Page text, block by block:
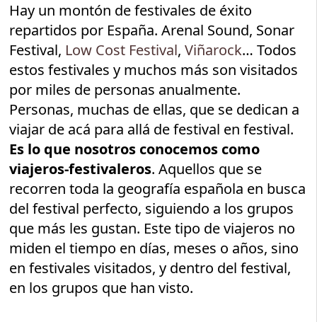
Hay un montón de festivales de éxito
repartidos por España. Arenal Sound, Sonar
Festival, Low Cost Festival,Viñarock… Todos
estos festivales y muchos más son visitados
por miles de personas anualmente.
Personas, muchas de ellas, que se dedican a
viajar de acá para allá de festival en festival.
Es lo que nosotros conocemos como
viajeros-festivaleros. Aquellos que se
recorren toda la geografía española en busca
del festival perfecto, siguiendo a los grupos
que más les gustan. Este tipo de viajeros no
miden el tiempo en días, meses o años, sino
en festivales visitados, y dentro del festival,
en los grupos que han visto.